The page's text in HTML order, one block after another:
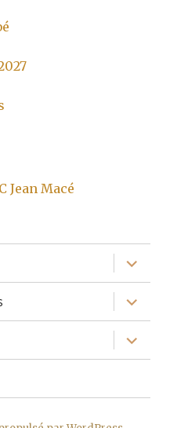
Jean Macé
ouvrir
le
sous-
menu
ouvrir
le
sous-
menu
ouvrir
le
sous-